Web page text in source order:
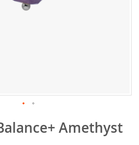
Amethyst